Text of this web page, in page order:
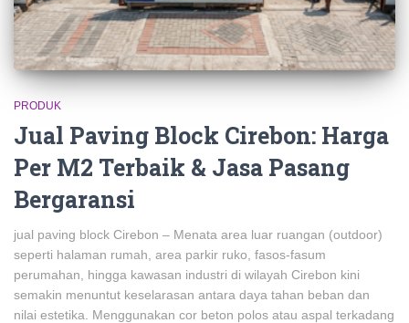
PRODUK
Jual Paving Block Cirebon: Harga
Per M2 Terbaik & Jasa Pasang
Bergaransi
jual paving block Cirebon – Menata area luar ruangan (outdoor)
seperti halaman rumah, area parkir ruko, fasos-fasum
perumahan, hingga kawasan industri di wilayah Cirebon kini
semakin menuntut keselarasan antara daya tahan beban dan
nilai estetika. Menggunakan cor beton polos atau aspal terkadang